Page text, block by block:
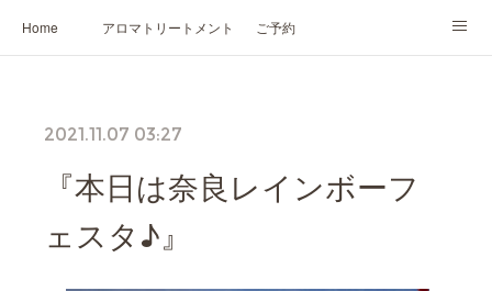
Home アロマトリートメント ご予約
プロフィール
2021.11.07 03:27
『本日は奈良レインボーフ
ェスタ♪』